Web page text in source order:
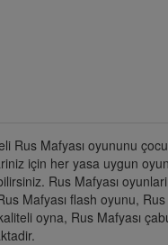
Rus Mafyası oyununu
için her yasa uygun
Rus Mafyası
Mafyası flash oyunu, Rus
oyna, Rus Mafyası